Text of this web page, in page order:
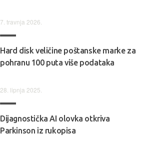
7. travnja 2026.
Hard disk veličine poštanske marke za
pohranu 100 puta više podataka
28. lipnja 2025.
Dijagnostička AI olovka otkriva
Parkinson iz rukopisa